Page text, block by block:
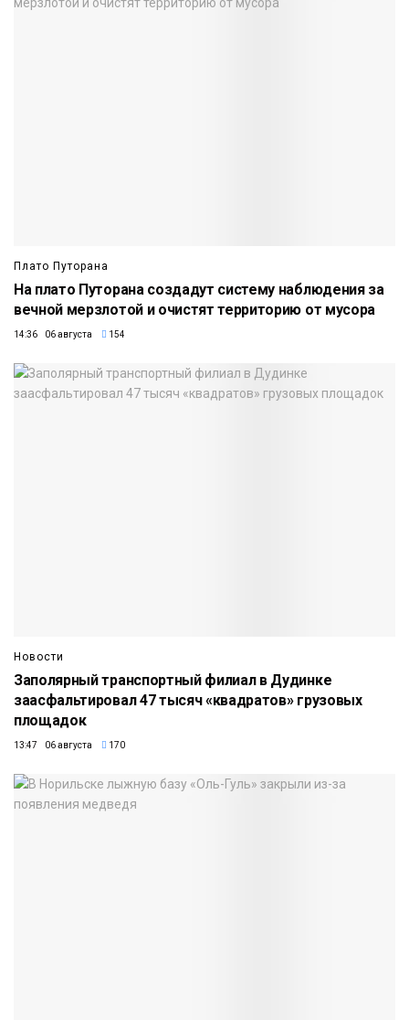
Плато Путорана
На плато Путорана создадут систему наблюдения за
вечной мерзлотой и очистят территорию от мусора
14:36 06 августа 154
Новости
Заполярный транспортный филиал в Дудинке
заасфальтировал 47 тысяч «квадратов» грузовых
площадок
13:47 06 августа 170